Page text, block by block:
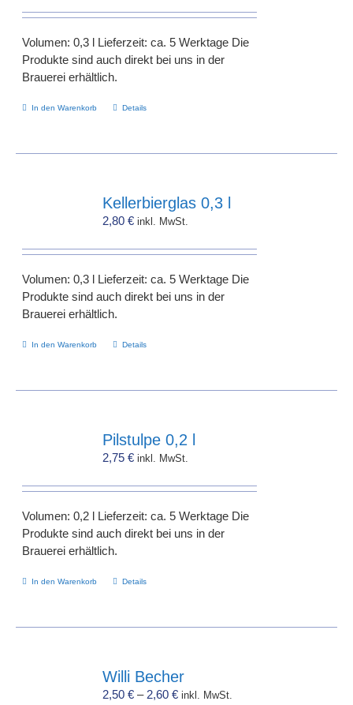
Volumen: 0,3 l Lieferzeit: ca. 5 Werktage Die
Produkte sind auch direkt bei uns in der
Brauerei erhältlich.
In den Warenkorb Details
Kellerbierglas 0,3 l
2,80€ inkl. MwSt.
Volumen: 0,3 l Lieferzeit: ca. 5 Werktage Die
Produkte sind auch direkt bei uns in der
Brauerei erhältlich.
In den Warenkorb Details
Pilstulpe 0,2 l
2,75€ inkl. MwSt.
Volumen: 0,2 l Lieferzeit: ca. 5 Werktage Die
Produkte sind auch direkt bei uns in der
Brauerei erhältlich.
In den Warenkorb Details
Willi Becher
2,50€ – 2,60€ inkl. MwSt.